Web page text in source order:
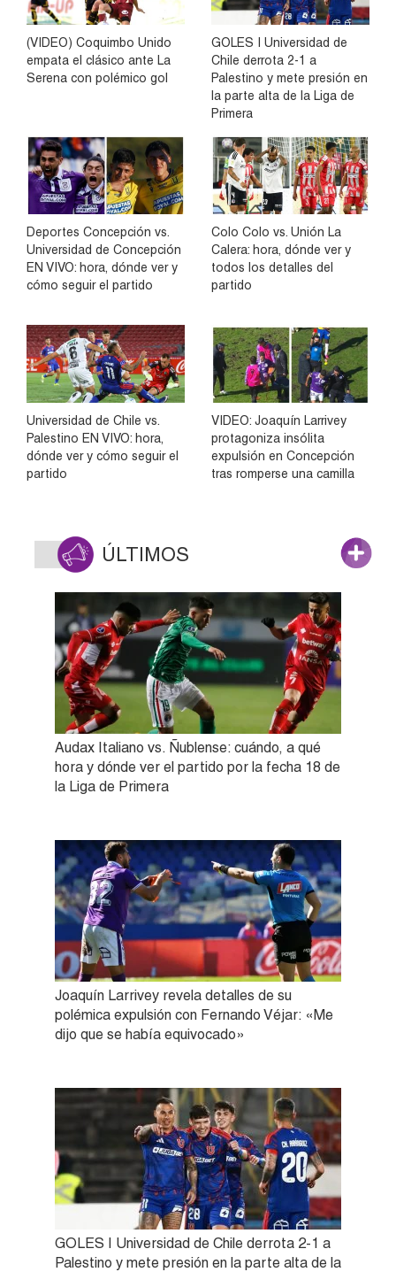
(VIDEO) Coquimbo Unido
empata el clásico ante La
Serena con polémico gol
GOLES | Universidad de
Chile derrota 2-1 a
Palestino y mete presión en
la parte alta de la Liga de
Primera
Deportes Concepción vs.
Universidad de Concepción
EN VIVO: hora, dónde ver y
cómo seguir el partido
Colo Colo vs. Unión La
Calera: hora, dónde ver y
todos los detalles del
partido
Universidad de Chile vs.
Palestino EN VIVO: hora,
dónde ver y cómo seguir el
partido
VIDEO: Joaquín Larrivey
protagoniza insólita
expulsión en Concepción
tras romperse una camilla
ÚLTIMOS
Audax Italiano vs. Ñublense: cuándo, a qué
hora y dónde ver el partido por la fecha 18 de
la Liga de Primera
Joaquín Larrivey revela detalles de su
polémica expulsión con Fernando Véjar: «Me
dijo que se había equivocado»
GOLES | Universidad de Chile derrota 2-1 a
Palestino y mete presión en la parte alta de la